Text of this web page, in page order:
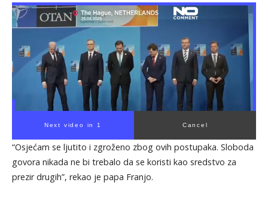
Next video in 1 Cancel
“Osjećam se ljutito i zgroženo zbog ovih postupaka. Sloboda
govora nikada ne bi trebalo da se koristi kao sredstvo za
prezir drugih”, rekao je papa Franjo.